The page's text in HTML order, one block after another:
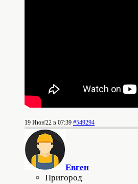
19 Июн'22 в 07:39 #549294
Евген
Пригород